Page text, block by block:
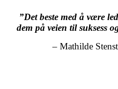
”Det beste med å være
dem på veien til suksess
– Mathilde